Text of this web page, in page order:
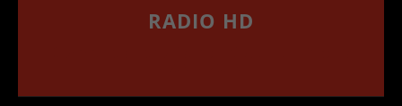
RADIO HD